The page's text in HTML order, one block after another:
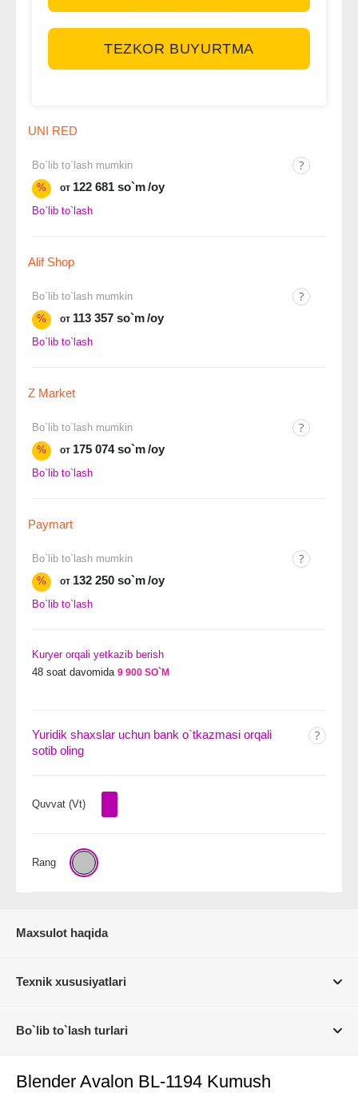
TEZKOR BUYURTMA
UNI RED
Bo`lib to`lash mumkin
%
от 122 681 so`m/oy
Bo`lib to`lash
Alif Shop
Bo`lib to`lash mumkin
%
от 113 357 so`m/oy
Bo`lib to`lash
Z Market
Bo`lib to`lash mumkin
%
от 175 074 so`m/oy
Bo`lib to`lash
Paymart
Bo`lib to`lash mumkin
%
от 132 250 so`m/oy
Bo`lib to`lash
Kuryer orqali yetkazib berish
48 soat davomida 9 900 SO`M
Yuridik shaxslar uchun bank o`tkazmasi orqali
sotib oling
Quvvat (Vt)
Rang
Maxsulot haqida
Texnik xususiyatlari
Bo`lib to`lash turlari
Blender Avalon BL-1194 Kumush